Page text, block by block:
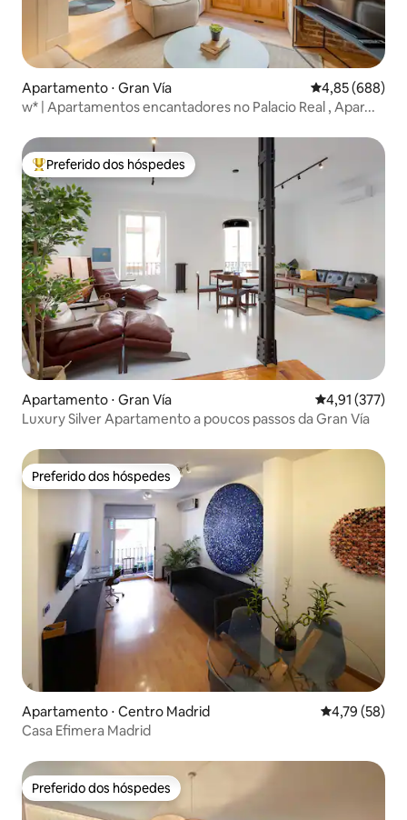
Apartamento ⋅ Gran Vía 4,85 de uma
4,85 (688)
w* | Apartamentos encantadores no Palacio Real , Apar...
Entre os melhores preferidos dos hóspedes
Preferido dos hóspedes
Apartamento ⋅ Gran Vía 4,91 de uma
4,91 (377)
Luxury Silver Apartamento a poucos passos da Gran Vía
Preferido dos hóspedes
Preferido dos hóspedes
Apartamento ⋅ Centro Madrid 4,79 de uma
4,79 (58)
Casa Efimera Madrid
Preferido dos hóspedes
Preferido dos hóspedes